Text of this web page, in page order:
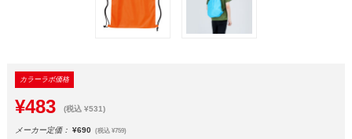
カラーラボ価格
¥483 (税込 ¥531)
メーカー定価： ¥690 (税込 ¥759)